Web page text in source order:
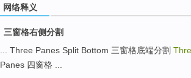
网络释义
三窗格右侧分割
... Three Panes Split Bottom 三窗格底端分割
Panes 四窗格 ...